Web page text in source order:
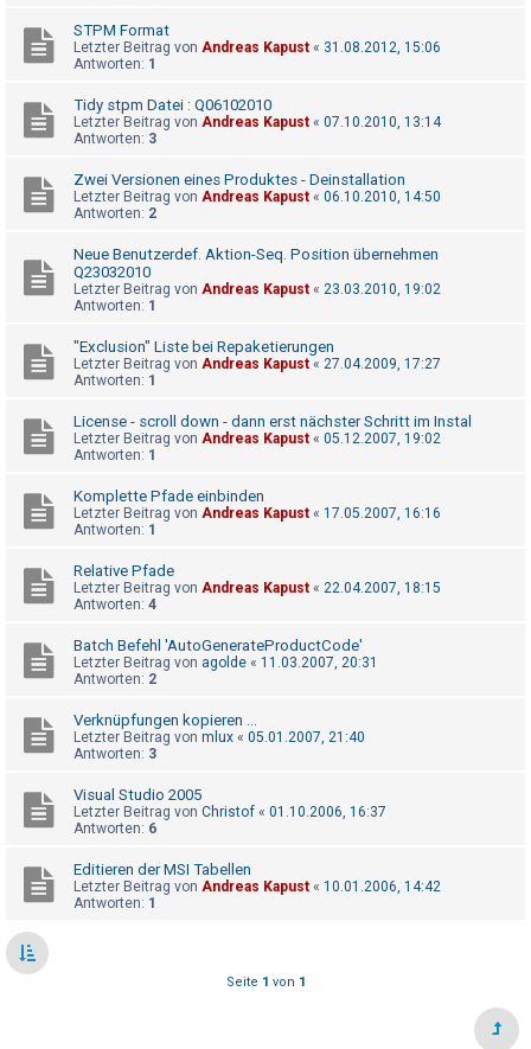
r
i
e
n
t
w
t
e
T
h
m
e
n
A
k
t
i
v
STPM Format
Letzter Beitrag von Andreas Kapust « 31.08.2012, 15:06
Antworten: 1
Tidy stpm Datei : Q06102010
Letzter Beitrag von Andreas Kapust « 07.10.2010, 13:14
Antworten: 3
Zwei Versionen eines Produktes - Deinstallation
Letzter Beitrag von Andreas Kapust « 06.10.2010, 14:50
Antworten: 2
Neue Benutzerdef. Aktion-Seq. Position übernehmen
Q23032010
Letzter Beitrag von Andreas Kapust « 23.03.2010, 19:02
Antworten: 1
"Exclusion" Liste bei Repaketierungen
Letzter Beitrag von Andreas Kapust « 27.04.2009, 17:27
Antworten: 1
License - scroll down - dann erst nächster Schritt im Instal
Letzter Beitrag von Andreas Kapust « 05.12.2007, 19:02
Antworten: 1
Komplette Pfade einbinden
Letzter Beitrag von Andreas Kapust « 17.05.2007, 16:16
Antworten: 1
Relative Pfade
Letzter Beitrag von Andreas Kapust « 22.04.2007, 18:15
Antworten: 4
Batch Befehl 'AutoGenerateProductCode'
Letzter Beitrag von agolde « 11.03.2007, 20:31
Antworten: 2
Verknüpfungen kopieren ...
Letzter Beitrag von mlux « 05.01.2007, 21:40
Antworten: 3
Visual Studio 2005
Letzter Beitrag von Christof « 01.10.2006, 16:37
Antworten: 6
Editieren der MSI Tabellen
Letzter Beitrag von Andreas Kapust « 10.01.2006, 14:42
Antworten: 1
Seite 1 von 1